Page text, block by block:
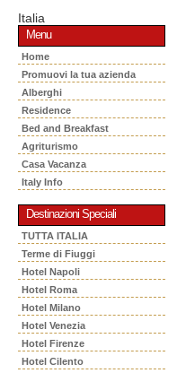
Italia
Menu
Home
Promuovi la tua azienda
Alberghi
Residence
Bed and Breakfast
Agriturismo
Casa Vacanza
Italy Info
Destinazioni Speciali
TUTTA ITALIA
Terme di Fiuggi
Hotel Napoli
Hotel Roma
Hotel Milano
Hotel Venezia
Hotel Firenze
Hotel Cilento